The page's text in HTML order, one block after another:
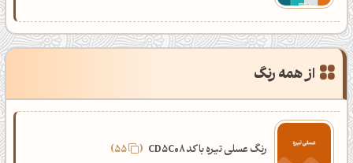
از همه رنگ
رنگ عسلی تیره با کد CD5C08 55